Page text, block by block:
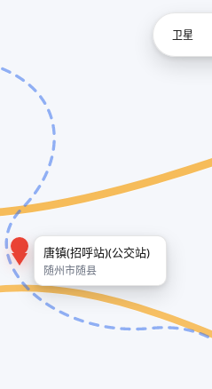
唐镇(招呼站)(公交站)
随州市随县
卫星